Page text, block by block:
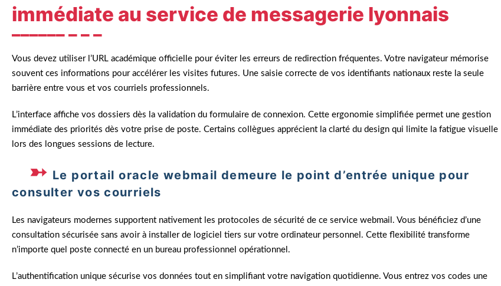
immédiate au service de messagerie lyonnais
Vous devez utiliser l’URL académique officielle pour éviter les erreurs de redirection fréquentes. Votre navigateur mémorise
souvent ces informations pour accélérer les visites futures. Une saisie correcte de vos identifiants nationaux reste la seule
barrière entre vous et vos courriels professionnels.
L’interface affiche vos dossiers dès la validation du formulaire de connexion. Cette ergonomie simplifiée permet une gestion
immédiate des priorités dès votre prise de poste. Certains collègues apprécient la clarté du design qui limite la fatigue visuelle
lors des longues sessions de lecture.
Le portail oracle webmail demeure le point d’entrée unique pour
consulter vos courriels
Les navigateurs modernes supportent nativement les protocoles de sécurité de ce service webmail. Vous bénéficiez d’une
consultation sécurisée sans avoir à installer de logiciel tiers sur votre ordinateur personnel. Cette flexibilité transforme
n’importe quel poste connecté en un bureau professionnel opérationnel.
L’authentification unique sécurise vos données tout en simplifiant votre navigation quotidienne. Vous entrez vos codes une